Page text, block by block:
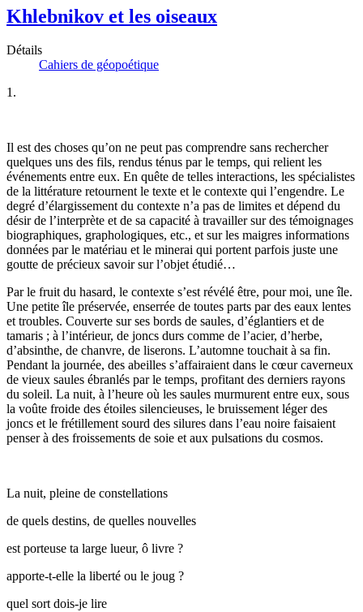
Khlebnikov et les oiseaux
Détails
Cahiers de géopoétique
1.
Il est des choses qu’on ne peut pas comprendre sans rechercher
quelques uns des fils, rendus ténus par le temps, qui relient les
événements entre eux. En quête de telles interactions, les spécialistes
de la littérature retournent le texte et le contexte qui l’engendre. Le
degré d’élargissement du contexte n’a pas de limites et dépend du
désir de l’interprète et de sa capacité à travailler sur des témoignages
biographiques, graphologiques, etc., et sur les maigres informations
données par le matériau et le minerai qui portent parfois juste une
goutte de précieux savoir sur l’objet étudié…
Par le fruit du hasard, le contexte s’est révélé être, pour moi, une île.
Une petite île préservée, enserrée de toutes parts par des eaux lentes
et troubles. Couverte sur ses bords de saules, d’églantiers et de
tamaris ; à l’intérieur, de joncs durs comme de l’acier, d’herbe,
d’absinthe, de chanvre, de liserons. L’automne touchait à sa fin.
Pendant la journée, des abeilles s’affairaient dans le cœur caverneux
de vieux saules ébranlés par le temps, profitant des derniers rayons
du soleil. La nuit, à l’heure où les saules murmurent entre eux, sous
la voûte froide des étoiles silencieuses, le bruissement léger des
joncs et le frétillement sourd des silures dans l’eau noire faisaient
penser à des froissements de soie et aux pulsations du cosmos.
La nuit, pleine de constellations
de quels destins, de quelles nouvelles
est porteuse ta large lueur, ô livre ?
apporte-t-elle la liberté ou le joug ?
quel sort dois-je lire